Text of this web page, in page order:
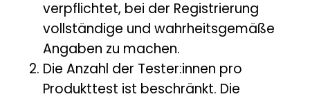
verpflichtet, bei der Registrierung
vollständige und wahrheitsgemäße
Angaben zu machen.
Die Anzahl der Tester:innen pro
Produkttest ist beschränkt. Die